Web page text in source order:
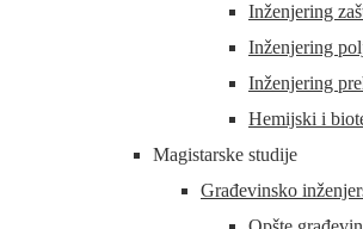
Inženjering
Inženjering
Inženjering
Hemijski i
Magistarske studije
Građevinsko